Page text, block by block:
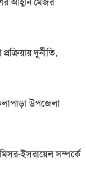
দুর্নীতি,
উপজেলা
ইসরায়েল সম্পর্কে